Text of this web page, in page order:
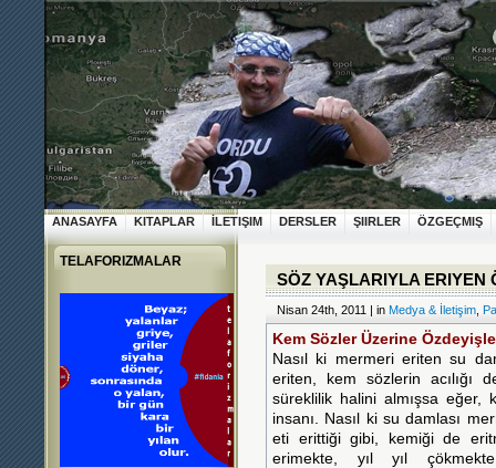
ANASAYFA KITAPLAR İLETIŞIM DERSLER ŞIIRLER ÖZGEÇMIŞ
TELAFORIZMALAR
SÖZ YAŞLARIYLA ERIYEN
Nisan 24th, 2011 | in Medya & İletişim
Kem Sözler Üzerine
Nasıl ki mermeri eriten su
eriten, kem sözlerin acılığı
süreklilik halini almışsa eğer,
insanı. Nasıl ki su damlası
eti erittiği gibi, kemiği de
erimekte, yıl yıl